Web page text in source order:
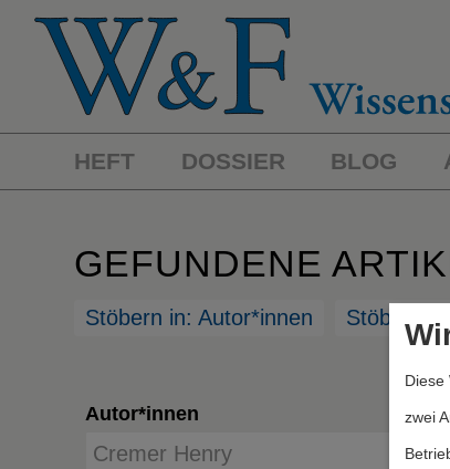
HEFT DOSSIER BLOG
GEFUNDENE
Stöbern in: Autor*innen Stöbern
Autor*innen
Diese
zwei